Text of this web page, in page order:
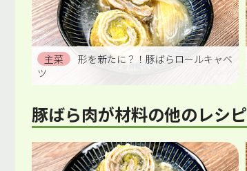
主菜
形を新たに？！豚ばらロールキャベ
ツ
豚ばら肉が材料の他のレシピ